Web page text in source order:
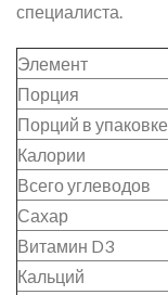
специалиста.
Элемент
Порция
Порций в упаковке
Калории
Всего углеводов
Сахар
Витамин D3
Кальций